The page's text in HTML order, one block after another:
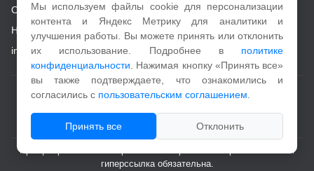
О проекте
Новости
info@mosbilet.ru
Пользовательское соглашение
Политика конфиденциальности
При цитировании и копировании материалов с портала активная
гиперссылка обязательна.
Мы используем файлы cookie для персонализации
контента и Яндекс Метрику для аналитики и
улучшения работы. Вы можете принять или отклонить
их использование. Подробнее в политике
конфиденциальности . Нажимая кнопку «Принять все»
вы также подтверждаете, что ознакомились и
согласились с пользовательским соглашением
Принять все Отклонить